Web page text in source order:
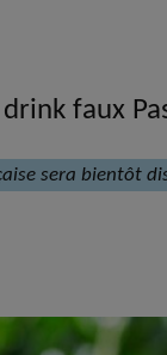
faux
sera bientôt